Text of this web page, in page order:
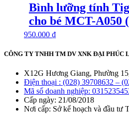
Bình lưỡng tính
cho bé MCT-A050
950.000 ₫
CÔNG TY TNHH TM DV XNK ĐẠI PHÚC
X12G Hương Giang, Phường
Điện thoại : (028) 39708632 –
Mã số doanh nghiệp:
Cấp ngày: 21/08/2018
Nơi cấp: Sở kế hoạch và đầu tư